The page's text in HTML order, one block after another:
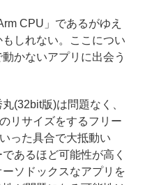
CPU」であるがゆえ
しれない。ここについ
かないアプリに出会う
(32bit版)は問題なく、
リサイズをするフリー
った具合で大抵動い
あるほど可能性が高く
ソドックスなアプリを